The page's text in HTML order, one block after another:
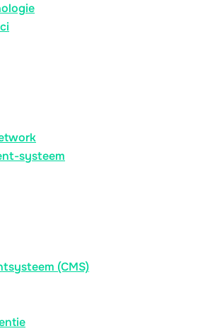
systeem
(CMS)